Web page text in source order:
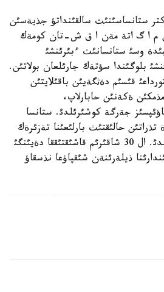
ستانساسئنئث سالقئنداتؤ جذيةسئن
م ا گ اتة مةن ا ق ش-تان كومةك
وسئ ستانسانئث ءبئرئنشئ
بلوگئندا سؤتةك جارئلعان بولاتئن.
قئسئم دةثگةيئن باقئلايتئن
ةكةنئن حابارلاپ،
جةرگة كوشئرئلدئ. ستانسا
جةردة تذراتئن حالئقتئث بارلئعئنا تةزئرةك
كوشؤ تؤرالئ بذيرئق بةرئلدئ. ال 30 شاقئرئم قاشئقتئققا دةيئنگئ
ذيلةرئنةن شئقپاؤعا نذسقاؤ